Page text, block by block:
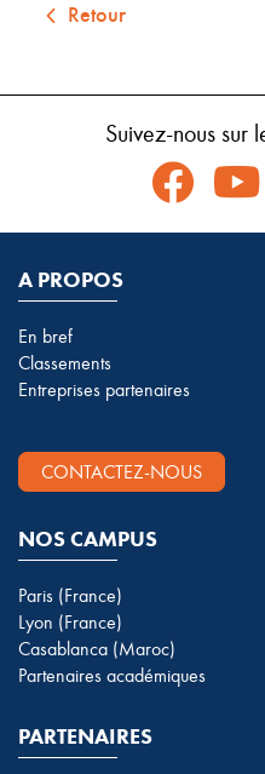
Retour
Suivez-nous sur
A PROPOS
En bref
Classements
Entreprises partenaires
CONTACTEZ-NOUS
NOS CAMPUS
Paris (France)
Lyon (France)
Casablanca (Maroc)
Partenaires académiques
PARTENAIRES